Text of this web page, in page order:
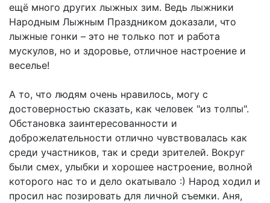
ещё много других лыжных зим. Ведь лыжники
Народным Лыжным Праздником доказали, что
лыжные гонки – это не только пот и работа
мускулов, но и здоровье, отличное настроение и
веселье!
А то, что людям очень нравилось, могу с
достоверностью сказать, как человек "из толпы".
Обстановка заинтересованности и
доброжелательности отлично чувствовалась как
среди участников, так и среди зрителей. Вокруг
были смех, улыбки и хорошее настроение, волной
которого нас то и дело окатывало :) Народ ходил и
просил нас позировать для личной съемки. Аня,